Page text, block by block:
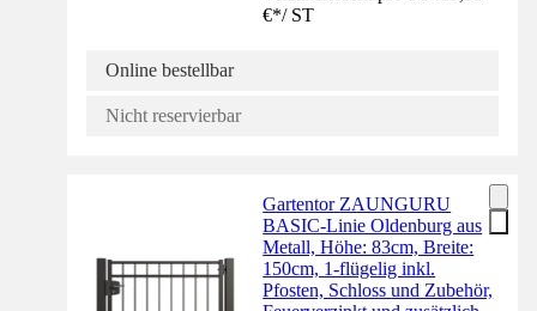
€*/ ST
Online bestellbar
Nicht reservierbar
Gartentor ZAUNGURU
BASIC-Linie Oldenburg aus
Metall, Höhe: 83cm, Breite:
150cm, 1-flügelig inkl.
Pfosten, Schloss und Zubehör,